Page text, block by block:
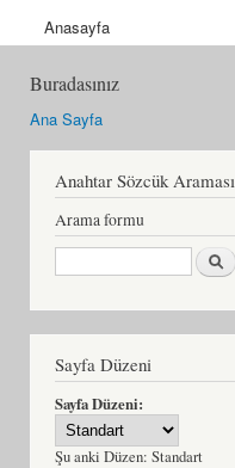
Anasayfa
Buradasınız
Ana Sayfa
Anahtar Sözcük Araması
Arama formu
Ara
Sayfa Düzeni
Sayfa Düzeni:
Şu anki Düzen: Standart